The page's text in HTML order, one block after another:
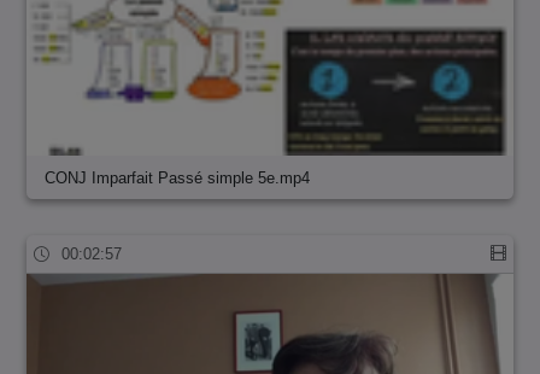
CONJ Imparfait Passé simple 5e.mp4
00:02:57